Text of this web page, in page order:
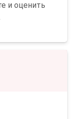
и оценить